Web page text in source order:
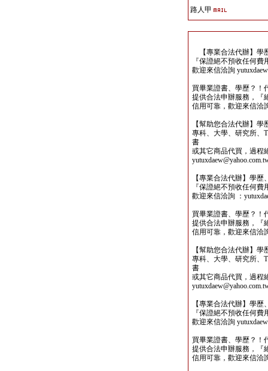
路人甲
【專業合法代辦】學
『保證絕不預收任何
歡迎來信洽詢
買畢業證書、學歷？！
提供合法申辦服務，『
信用可靠，歡迎來信洽
【幫助您合法代辦】
專科、大學、研究所、
書
或其它商品代買，過程
【專業合法代辦】學
『保證絕不預收任何
歡迎來信洽詢 ：
買畢業證書、學歷？！
提供合法申辦服務，『
信用可靠，歡迎來信洽
【幫助您合法代辦】
專科、大學、研究所、
書
或其它商品代買，過程
【專業合法代辦】學
『保證絕不預收任何
歡迎來信洽詢
買畢業證書、學歷？！
提供合法申辦服務，『
信用可靠，歡迎來信洽